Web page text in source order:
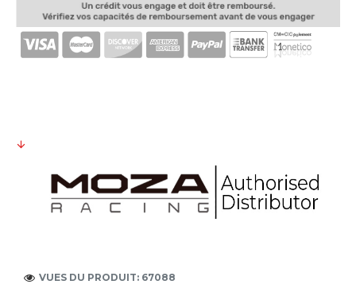
VUES DU PRODUIT: 67088